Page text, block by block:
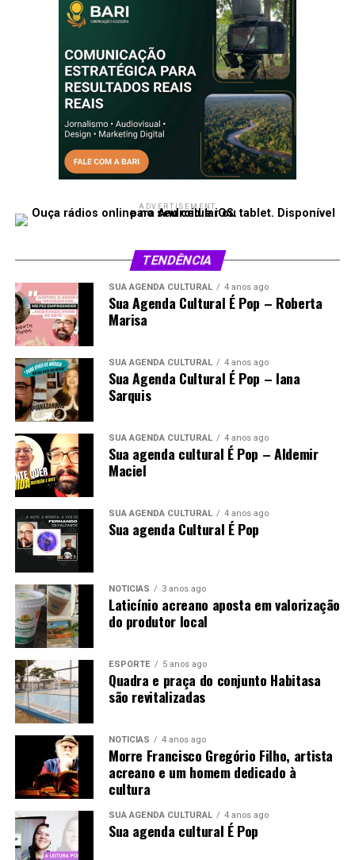
ADVERTISEMENT
TENDÊNCIA
SUA AGENDA CULTURAL 4 anos ago
Sua Agenda Cultural É Pop – Roberta
Marisa
SUA AGENDA CULTURAL 4 anos ago
Sua Agenda Cultural É Pop – Iana
Sarquis
SUA AGENDA CULTURAL 4 anos ago
Sua agenda cultural É Pop – Aldemir
Maciel
SUA AGENDA CULTURAL 4 anos ago
Sua agenda Cultural É Pop
NOTÍCIAS 3 anos ago
Laticínio acreano aposta em valorização
do produtor local
ESPORTE 5 anos ago
Quadra e praça do conjunto Habitasa
são revitalizadas
NOTÍCIAS 4 anos ago
Morre Francisco Gregório Filho, artista
acreano e um homem dedicado à
cultura
SUA AGENDA CULTURAL 4 anos ago
Sua agenda cultural É Pop